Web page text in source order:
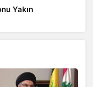
Yakın